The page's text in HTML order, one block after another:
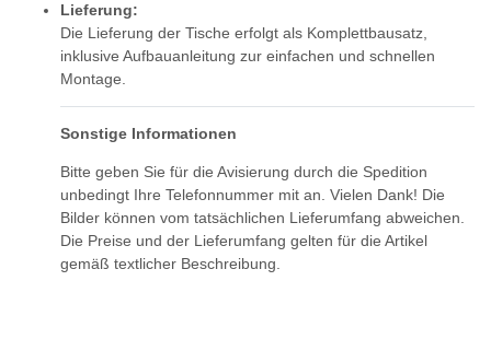
Lieferung:
Die Lieferung der Tische erfolgt als Komplettbausatz,
inklusive Aufbauanleitung zur einfachen und schnellen
Montage.
Sonstige Informationen
Bitte geben Sie für die Avisierung durch die Spedition
unbedingt Ihre Telefonnummer mit an. Vielen Dank! Die
Bilder können vom tatsächlichen Lieferumfang abweichen.
Die Preise und der Lieferumfang gelten für die Artikel
gemäß textlicher Beschreibung.